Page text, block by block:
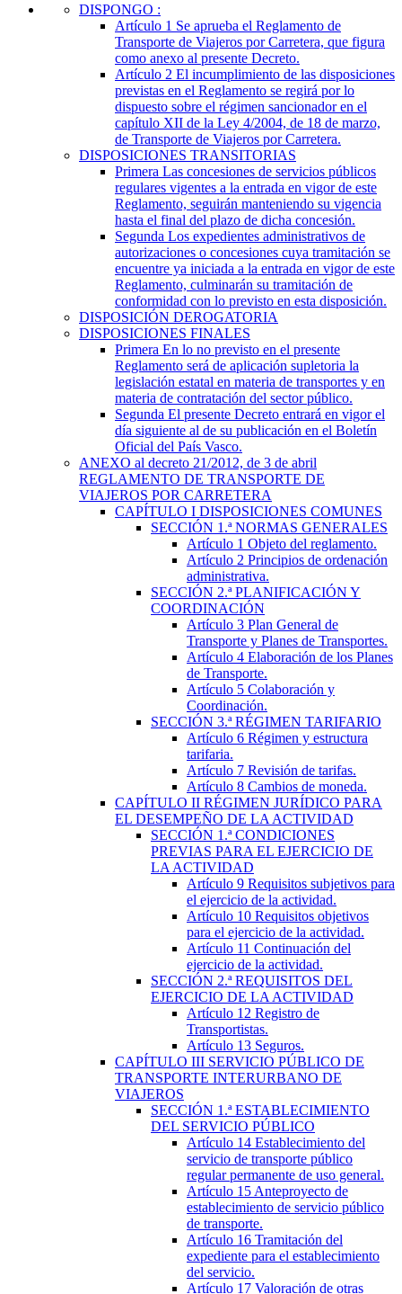
DISPONGO :
Artículo 1 Se aprueba el Reglamento de
Transporte de Viajeros por Carretera, que figura
como anexo al presente Decreto.
Artículo 2 El incumplimiento de las disposiciones
previstas en el Reglamento se regirá por lo
dispuesto sobre el régimen sancionador en el
capítulo XII de la Ley 4/2004, de 18 de marzo,
de Transporte de Viajeros por Carretera.
DISPOSICIONES TRANSITORIAS
Primera Las concesiones de servicios públicos
regulares vigentes a la entrada en vigor de este
Reglamento, seguirán manteniendo su vigencia
hasta el final del plazo de dicha concesión.
Segunda Los expedientes administrativos de
autorizaciones o concesiones cuya tramitación se
encuentre ya iniciada a la entrada en vigor de este
Reglamento, culminarán su tramitación de
conformidad con lo previsto en esta disposición.
DISPOSICIÓN DEROGATORIA
DISPOSICIONES FINALES
Primera En lo no previsto en el presente
Reglamento será de aplicación supletoria la
legislación estatal en materia de transportes y en
materia de contratación del sector público.
Segunda El presente Decreto entrará en vigor el
día siguiente al de su publicación en el Boletín
Oficial del País Vasco.
ANEXO al decreto 21/2012, de 3 de abril
REGLAMENTO DE TRANSPORTE DE
VIAJEROS POR CARRETERA
CAPÍTULO I DISPOSICIONES COMUNES
SECCIÓN 1.ªNORMAS GENERALES
Artículo 1 Objeto del reglamento.
Artículo 2 Principios de ordenación
administrativa.
SECCIÓN 2.ªPLANIFICACIÓN Y
COORDINACIÓN
Artículo 3 Plan General de
Transporte y Planes de Transportes.
Artículo 4 Elaboración de los Planes
de Transporte.
Artículo 5 Colaboración y
Coordinación.
SECCIÓN 3.ªRÉGIMEN TARIFARIO
Artículo 6 Régimen y estructura
tarifaria.
Artículo 7 Revisión de tarifas.
Artículo 8 Cambios de moneda.
CAPÍTULO II RÉGIMEN JURÍDICO PARA
EL DESEMPEÑO DE LA ACTIVIDAD
SECCIÓN 1.ªCONDICIONES
PREVIAS PARA EL EJERCICIO DE
LA ACTIVIDAD
Artículo 9 Requisitos subjetivos para
el ejercicio de la actividad.
Artículo 10 Requisitos objetivos
para el ejercicio de la actividad.
Artículo 11 Continuación del
ejercicio de la actividad.
SECCIÓN 2.ªREQUISITOS DEL
EJERCICIO DE LA ACTIVIDAD
Artículo 12 Registro de
Transportistas.
Artículo 13 Seguros.
CAPÍTULO III SERVICIO PÚBLICO DE
TRANSPORTE INTERURBANO DE
VIAJEROS
SECCIÓN 1.ªESTABLECIMIENTO
DEL SERVICIO PÚBLICO
Artículo 14 Establecimiento del
servicio de transporte público
regular permanente de uso general.
Artículo 15 Anteproyecto de
establecimiento de servicio público
de transporte.
Artículo 16 Tramitación del
expediente para el establecimiento
del servicio.
Artículo 17 Valoración de otras